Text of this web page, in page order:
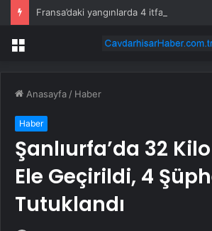
Fransa’daki yangınlarda 4 itfaiye eri
Menü
Anasayfa / Haber
Haber
Şanlıurfa’da 32
Ele Geçirildi, 4
Tutuklandı